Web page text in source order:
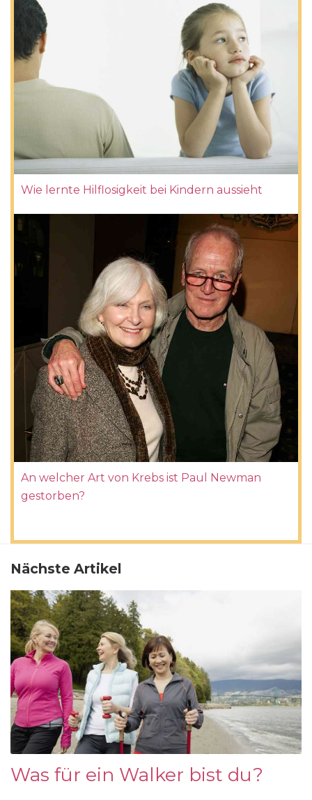
Wie lernte Hilflosigkeit bei Kindern aussieht
An welcher Art von Krebs ist Paul Newman
gestorben?
Nächste Artikel
Was für ein Walker bist du?